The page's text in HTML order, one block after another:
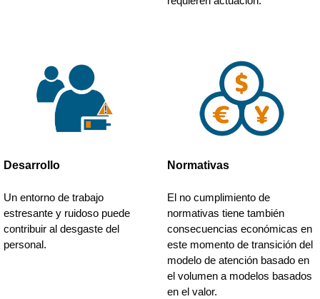
Desarrollo
Un entorno de trabajo
estresante y ruidoso puede
contribuir al desgaste del
personal.
Normativas
El no cumplimiento de
normativas tiene también
consecuencias económicas en
este momento de transición del
modelo de atención basado en
el volumen a modelos basados
en el valor.